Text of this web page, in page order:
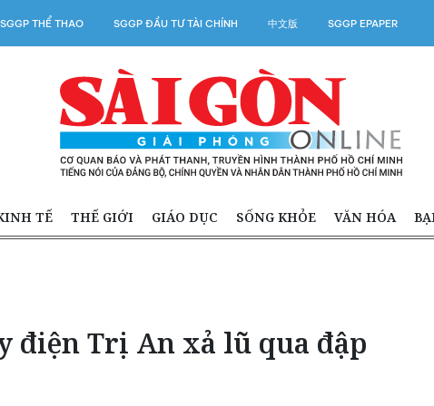
SGGP THỂ THAO SGGP ĐẦU TƯ TÀI CHÍNH 中文版 SGGP EPAPER
TẾ THẾ GIỚI GIÁO DỤC SỐNG KHỎE VĂN HÓA
điện Trị An xả lũ qua đập